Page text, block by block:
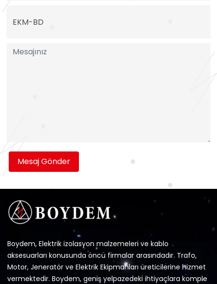
Mesaj Gönder
Boydem, Elektrik izolasyon malzemeleri ve kablo
aksesuarları konusunda öncü firmalar arasındadır. Trafo,
Motor, Jeneratör ve Elektrik Ekipmanları üreticilerine hizmet
vermektedir. Boydem, geniş yelpazedeki ihtiyaçlara komple